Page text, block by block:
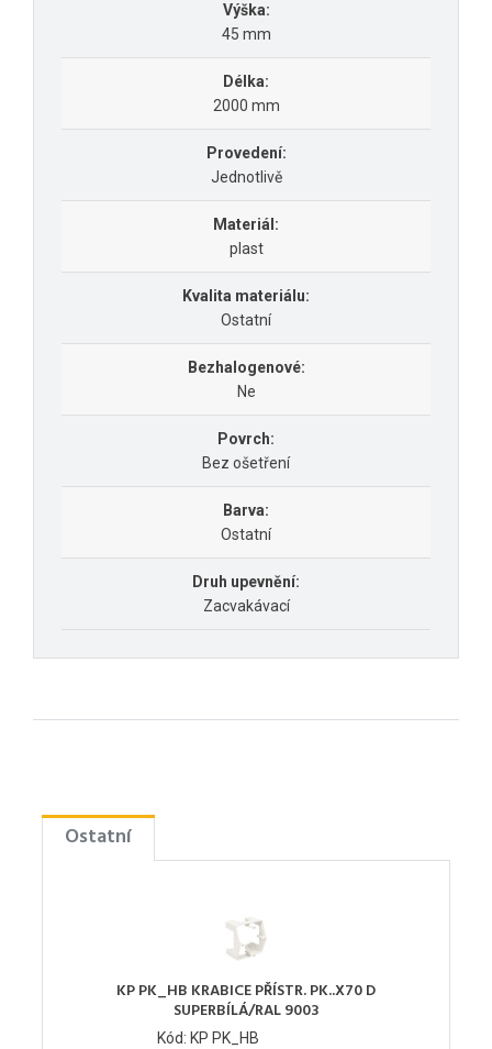
Výška:
45 mm
Délka:
2000 mm
Provedení:
Jednotlivě
Materiál:
plast
Kvalita materiálu:
Ostatní
Bezhalogenové:
Ne
Povrch:
Bez ošetření
Barva:
Ostatní
Druh upevnění:
Zacvakávací
Ostatní
KP PK_HB KRABICE PŘÍSTR. PK..X70 D
SUPERBÍLÁ/RAL 9003
Kód: KP PK_HB